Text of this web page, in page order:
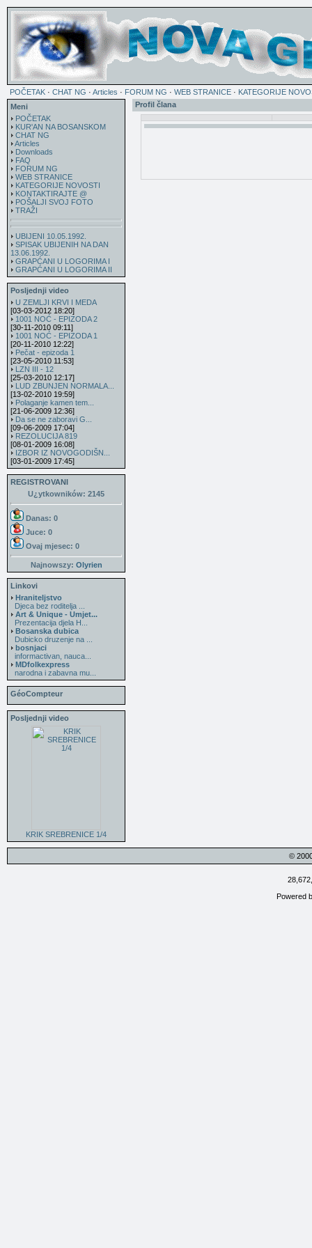
POČETAK · CHAT NG · Articles · FORUM NG · WEB STRANICE · KATEGORIJE
Meni
POČETAK
KUR'AN NA BOSANSKOM
CHAT NG
Articles
Downloads
FAQ
FORUM NG
WEB STRANICE
KATEGORIJE NOVOSTI
KONTAKTIRAJTE @
POŠALJI SVOJ FOTO
TRAŽI
UBIJENI 10.05.1992.
SPISAK UBIJENIH NA DAN
13.06.1992.
GRAPĆANI U LOGORIMA I
GRAPĆANI U LOGORIMA II
Posljednji video
U ZEMLJI KRVI I MEDA
[03-03-2012 18:20]
1001 NOĆ - EPIZODA 2
[30-11-2010 09:11]
1001 NOĆ - EPIZODA 1
[20-11-2010 12:22]
Pečat - epizoda 1
[23-05-2010 11:53]
LZN III - 12
[25-03-2010 12:17]
LUD ZBUNJEN NORMALA...
[13-02-2010 19:59]
Polaganje kamen tem...
[21-06-2009 12:36]
Da se ne zaboravi G...
[09-06-2009 17:04]
REZOLUCIJA 819
[08-01-2009 16:08]
IZBOR IZ NOVOGODIŠN...
[03-01-2009 17:45]
REGISTROVANI
U¿ytkowników: 2145
Danas: 0
Juce: 0
Ovaj mjesec: 0
Najnowszy: Olyrien
Linkovi
Hraniteljstvo
Djeca bez roditelja ...
Art & Unique - Umjet...
Prezentacija djela H...
Bosanska dubica
Dubicko druzenje na ...
bosnjaci
informactivan, nauca...
MDfolkexpress
narodna i zabavna mu...
GéoCompteur
Posljednji video
KRIK SREBRENICE 1/4
Profil člana
©
Powered